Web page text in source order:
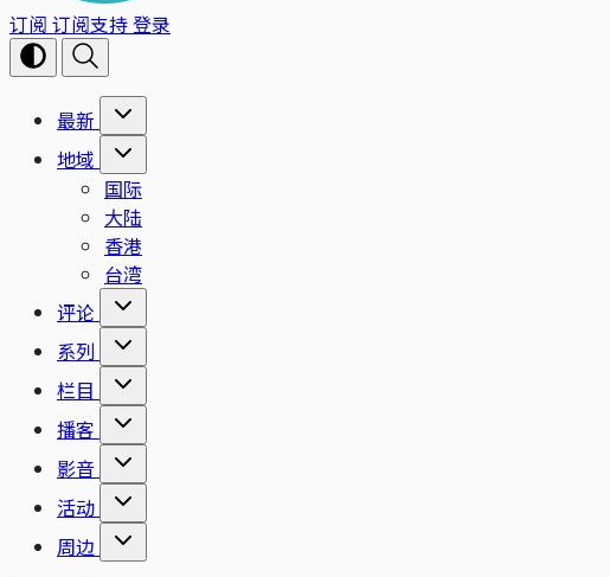
订阅 订阅支持登录
最新
地域
国际
大陆
香港
台湾
评论
系列
栏目
播客
影音
活动
周边